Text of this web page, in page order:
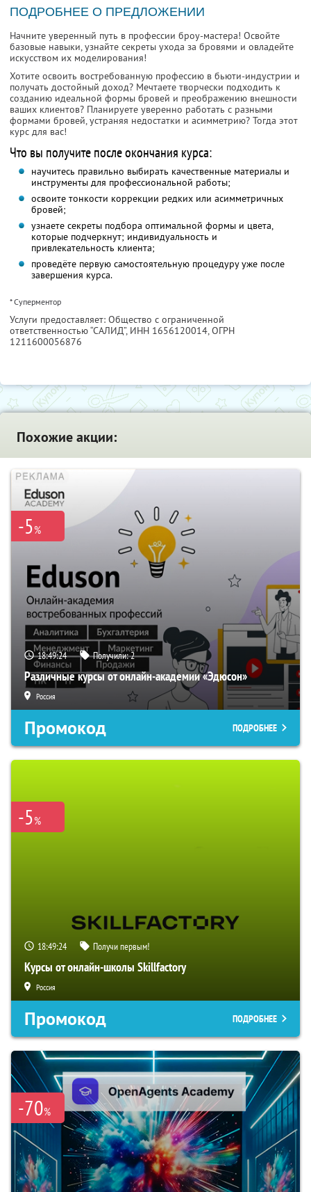
ПОДРОБНЕЕ О ПРЕДЛОЖЕНИИ
Начните уверенный путь в профессии броу-мастера! Освойте
базовые навыки, узнайте секреты ухода за бровями и овладейте
искусством их моделирования!
Хотите освоить востребованную профессию в бьюти-индустрии и
получать достойный доход? Мечтаете творчески подходить к
созданию идеальной формы бровей и преображению внешности
ваших клиентов? Планируете уверенно работать с разными
формами бровей, устраняя недостатки и асимметрию? Тогда этот
курс для вас!
Что вы получите после окончания курса:
научитесь правильно выбирать качественные материалы и
инструменты для профессиональной работы;
освоите тонкости коррекции редких или асимметричных
бровей;
узнаете секреты подбора оптимальной формы и цвета,
которые подчеркнут; индивидуальность и
привлекательность клиента;
проведёте первую самостоятельную процедуру уже после
завершения курса.
* Суперментор
Услуги предоставляет: Общество с ограниченной
ответственностью “САЛИД”, ИНН 1656120014, ОГРН
1211600056876
Похожие акции:
-5%
18:49:23 Получили:2
Различные курсы от онлайн-академии «Эдюсон»
Россия
Промокод ПОДРОБНЕЕ
-5%
18:49:23 Получи первым!
Курсы от онлайн-школы Skillfactory
Россия
Промокод ПОДРОБНЕЕ
-70%